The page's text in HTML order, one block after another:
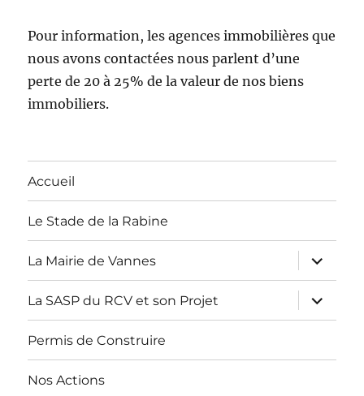
Pour information, les agences immobilières que
nous avons contactées nous parlent d’une
perte de 20 à 25% de la valeur de nos biens
immobiliers.
Accueil
Le Stade de la Rabine
La Mairie de Vannes
ouvrir
le
sous-
menu
La SASP du RCV et son Projet
ouvrir
le
sous-
Permis de Construire
Nos Actions